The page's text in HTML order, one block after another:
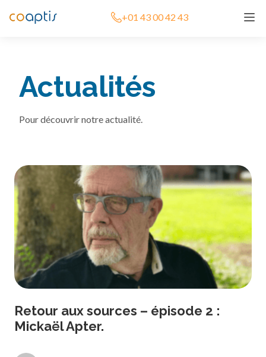
+01 43 00 42 43
Actualités
Pour découvrir notre actualité.
Retour aux sources – épisode 2 :
Mickaël Apter.